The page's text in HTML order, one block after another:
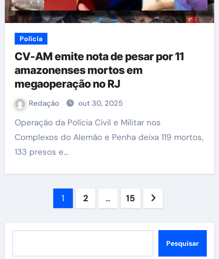
Polícia
CV-AM emite nota de pesar por 11
amazonenses mortos em
megaoperação no RJ
Redação out 30, 2025
Operação da Polícia Civil e Militar nos
Complexos do Alemão e Penha deixa 119 mortos,
133 presos e…
Paginação
1 2 … 15
Pesquisar